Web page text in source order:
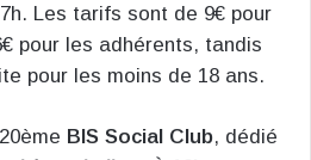
Les tarifs sont de 9€ pour
pour les adhérents, tandis
pour les moins de 18 ans.
BIS Social Club, dédié